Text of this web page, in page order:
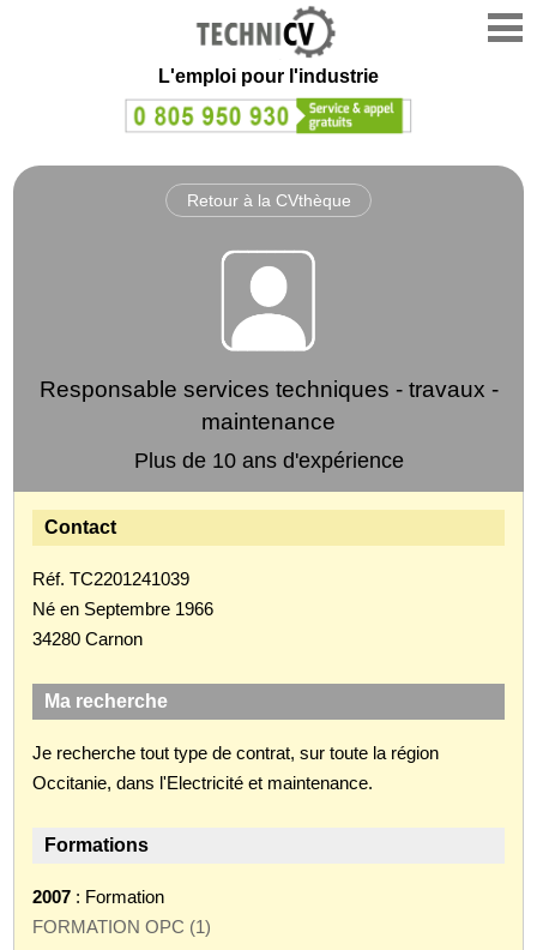
L'emploi pour l'industrie
Retour à la CVthèque
Responsable services techniques - travaux -
maintenance
Plus de 10 ans d'expérience
Contact
Réf. TC2201241039
Né en Septembre 1966
34280 Carnon
Ma recherche
Je recherche tout type de contrat, sur toute la région
Occitanie, dans l'Electricité et maintenance.
Formations
2007 : Formation
FORMATION OPC (1)